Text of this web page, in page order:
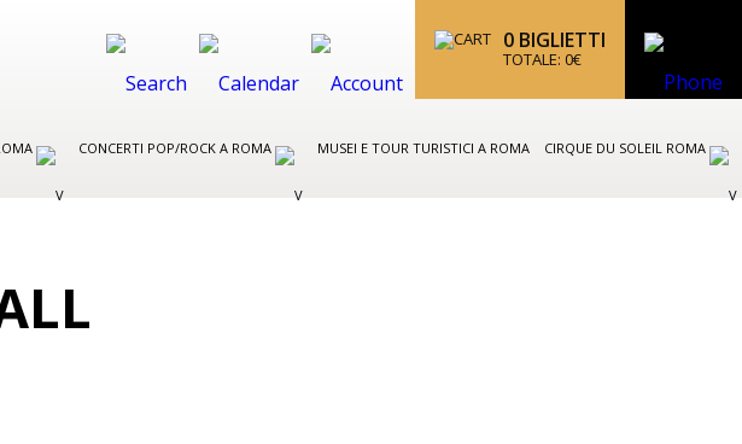
0 BIGLIETTI
TOTALE: 0€
CONCERTI POP/ROCK A ROMA MUSEI E TOUR TURISTICI A ROMA CIRQUE DU SOLEIL ROMA